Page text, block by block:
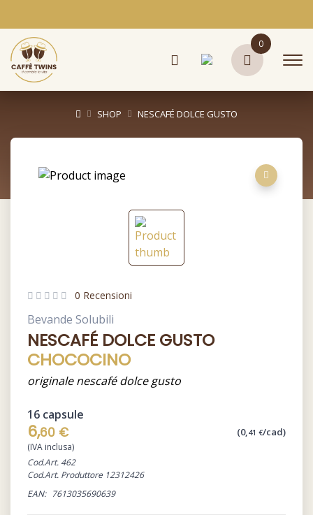
0
SHOP NESCAFÉ DOLCE GUSTO
0 Recensioni
Bevande Solubili
NESCAFÉ DOLCE GUSTO
CHOCOCINO
originale nescafé dolce gusto
16 capsule
6,60 € (0,41 €/cad)
(IVA inclusa)
Cod.Art. 462
Cod.Art. Produttore 12312426
EAN: 7613035690639